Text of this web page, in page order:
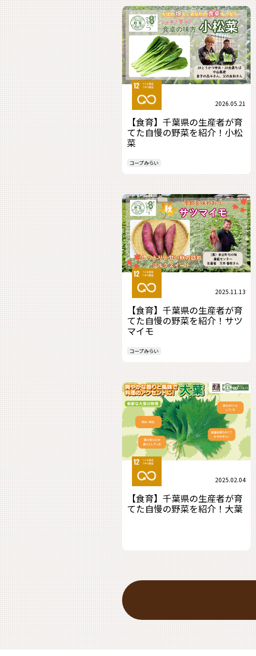
2026.05.21
【食育】千葉県の生産者が育
てた自慢の野菜を紹介！小松
菜
コープみらい
2025.11.13
【食育】千葉県の生産者が育
てた自慢の野菜を紹介！サツ
マイモ
コープみらい
2025.02.04
【食育】千葉県の生産者が育
てた自慢の野菜を紹介！大葉